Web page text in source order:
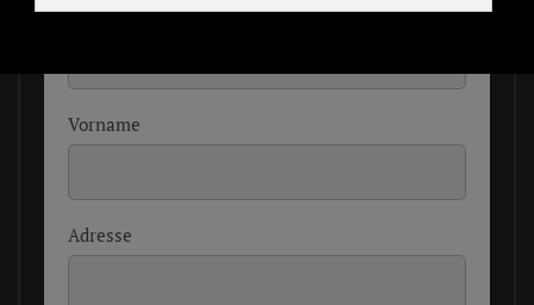
Name*
Vorname
Adresse